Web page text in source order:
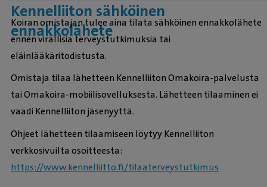
Kennelliiton sähköinen
ennakkolähete
Koiran omistajan tulee aina tilata sähköinen ennakkolähete
ennen virallisia terveystutkimuksia tai
eläinlääkäritodistusta.
Omistaja tilaa lähetteen Kennelliiton Omakoira-palvelusta
tai Omakoira-mobiilisovelluksesta. Lähetteen tilaaminen ei
vaadi Kennelliiton jäsenyyttä.
Ohjeet lähetteen tilaamiseen löytyy Kennelliiton
verkkosivuilta osoitteesta:
https://www.kennelliitto.fi/tilaaterveystutkimus